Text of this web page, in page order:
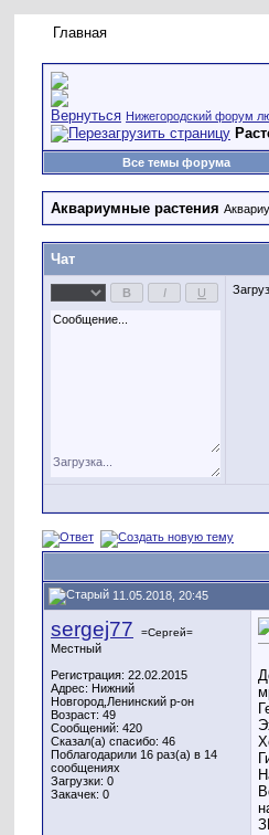
Главная
Нижегородский форум
Все темы форума
Аквариумные растения
Чат
11.05.2018, 20:45
sergej77 =Сергей=
Местный
Регистрация: 22.02.2015
Адрес: Нижний
Новгород,Ленинский р-он
Возраст: 49
Сообщений: 420
Сказал(а) спасибо: 46
Поблагодарили 16 раз(а) в 14
сообщениях
Загрузки: 0
Закачек: 0